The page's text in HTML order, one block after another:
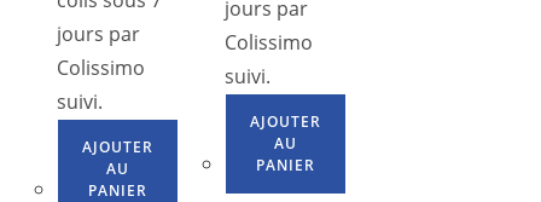
jours par
Colissimo
suivi.
AJOUTER
AU
PANIER
jours par
Colissimo
suivi.
AJOUTER
AU
PANIER